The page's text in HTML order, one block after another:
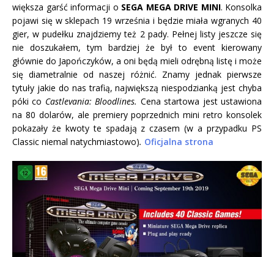
większa garść informacji o SEGA MEGA DRIVE MINI. Konsolka
pojawi się w sklepach 19 września i będzie miała wgranych 40
gier, w pudełku znajdziemy też 2 pady. Pełnej listy jeszcze się
nie doszukałem, tym bardziej że był to event kierowany
głównie do Japończyków, a oni będą mieli odrębną listę i może
się diametralnie od naszej różnić. Znamy jednak pierwsze
tytuły jakie do nas trafią, największą niespodzianką jest chyba
póki co Castlevania: Bloodlines. Cena startowa jest ustawiona
na 80 dolarów, ale premiery poprzednich mini retro konsolek
pokazały że kwoty te spadają z czasem (w a przypadku PS
Classic niemal natychmiastowo). Oficjalna strona